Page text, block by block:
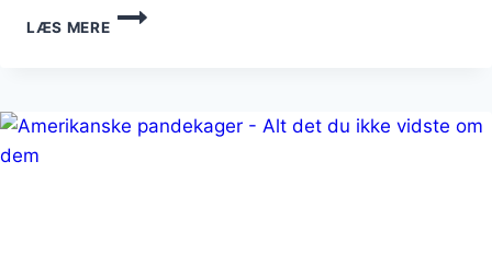
LÆS MERE
TYKKE
PANDEKAGER
GLEMMER